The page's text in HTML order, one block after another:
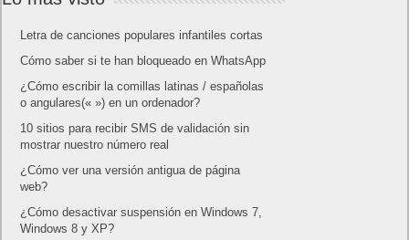
Letra de canciones populares infantiles cortas
Cómo saber si te han bloqueado en WhatsApp
¿Cómo escribir la comillas latinas / españolas
o angulares(« ») en un ordenador?
10 sitios para recibir SMS de validación sin
mostrar nuestro número real
¿Cómo ver una versión antigua de página
web?
¿Cómo desactivar suspensión en Windows 7,
Windows 8 y XP?